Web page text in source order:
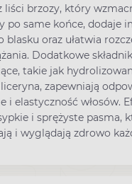
liści brzozy, który
po same końce, dodaje
blasku oraz ułatwia
Dodatkowe
takie jak
zapewniają
i elastyczność włosów.
i sprężyste pasma,
i wyglądają zdrowo